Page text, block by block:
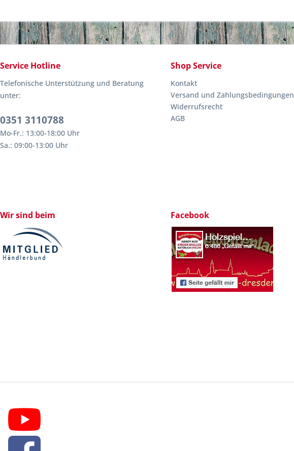
Service Hotline
Telefonische Unterstützung und Beratung
unter:
0351 3110788
Mo-Fr.: 13:00-18:00 Uhr
Sa.: 09:00-13:00 Uhr
Shop Service
Kontakt
Versand und Zahlungsbedingungen
Widerrufsrecht
AGB
Wir sind beim Facebook